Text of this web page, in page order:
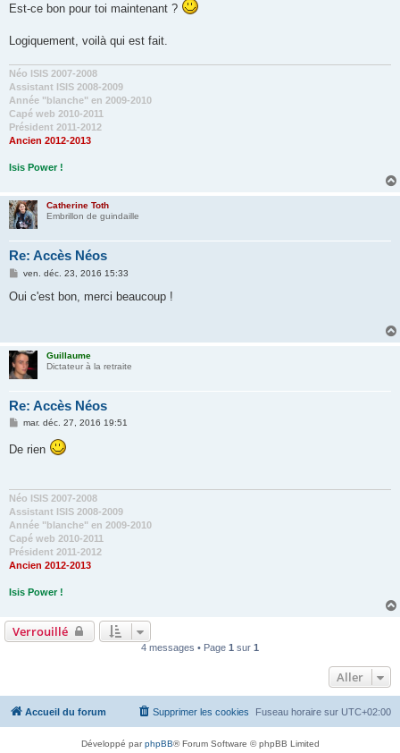
s
e
Est-ce bon pour toi maintenant ?
Logiquement, voilà qui est fait.
Néo ISIS 2007-2008
Assistant ISIS 2008-2009
Année "blanche" en 2009-2010
Capé web 2010-2011
Président 2011-2012
Ancien 2012-2013
Isis Power !
Catherine Toth
Embrillon de guindaille
Re: Accès Néos
M
s
ven. déc. 23, 2016 15:33
Oui c'est bon, merci beaucoup !
Guillaume
Dictateur à la retraite
Re: Accès Néos
M
s
mar. déc. 27, 2016 19:51
De rien
Néo ISIS 2007-2008
Assistant ISIS 2008-2009
Année "blanche" en 2009-2010
Capé web 2010-2011
Président 2011-2012
Ancien 2012-2013
Isis Power !
Verrouillé
4 messages • Page 1 sur 1
Aller
Accueil du forum Fuseau horaire sur UTC+02:00
Supprimer les cookies
Développé parphpBB® Forum Software © phpBB Limited